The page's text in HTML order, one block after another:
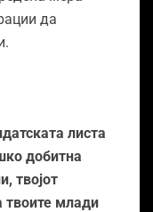
да
листа
добитна
твојот
твоите млади